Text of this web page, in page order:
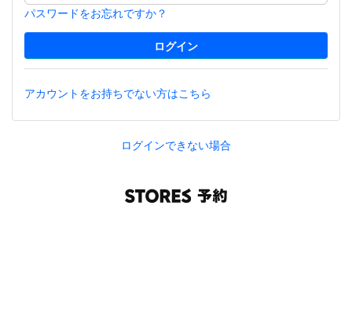
パスワードをお忘れですか？
アカウントをお持ちでない方はこちら
ログインできない場合